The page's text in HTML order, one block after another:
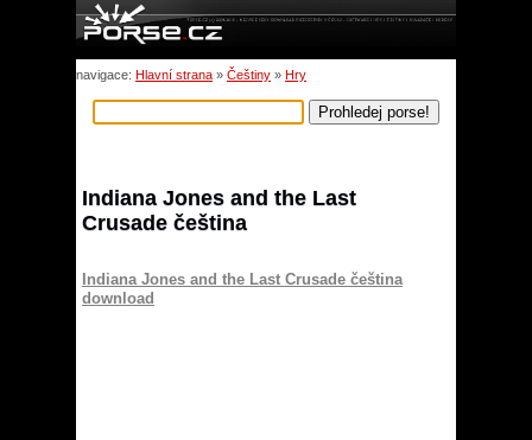
navigace: Hlavní strana » Češtiny » Hry
Indiana Jones and the Last
Crusade čeština
Indiana Jones and the Last Crusade čeština
download